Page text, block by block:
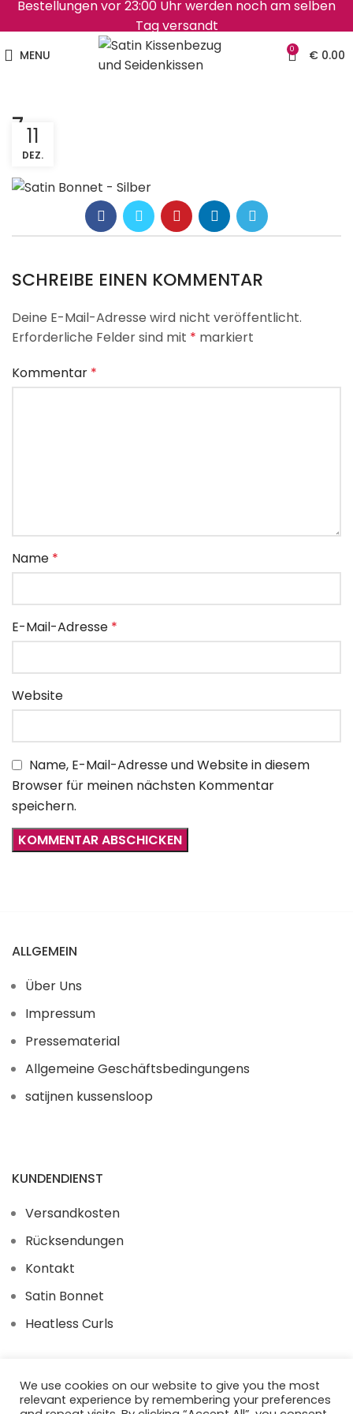
MENU 0 € 0.00
711
DEZ.
SCHREIBE EINEN KOMMENTAR
Deine E-Mail-Adresse wird nicht veröffentlicht.
Erforderliche Felder sind mit * markiert
Kommentar *
Name *
E-Mail-Adresse *
Website
Name, E-Mail-Adresse und Website in diesem
Browser für meinen nächsten Kommentar
speichern.
ALLGEMEIN
Über Uns
Impressum
Pressematerial
Allgemeine Geschäftsbedingungens
satijnen kussensloop
KUNDENDIENST
Versandkosten
Rücksendungen
Kontakt
Satin Bonnet
Heatless Curls
Bestellungen vor 23:00 Uhr werden noch am selben
Tag versandt
We use cookies on our website to give you the most
relevant experience by remembering your preferences